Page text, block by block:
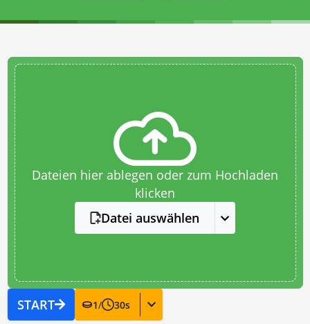
Dateien hier ablegen oder zum Hochladen
klicken
Datei auswählen
START 1/ 30s